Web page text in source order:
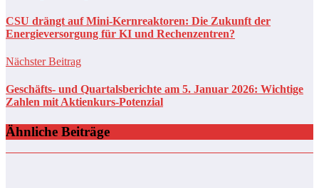
CSU drängt auf Mini-Kernreaktoren: Die Zukunft der
Energieversorgung für KI und Rechenzentren?
Nächster Beitrag
Geschäfts- und Quartalsberichte am 5. Januar 2026: Wichtige
Zahlen mit Aktienkurs-Potenzial
Ähnliche Beiträge